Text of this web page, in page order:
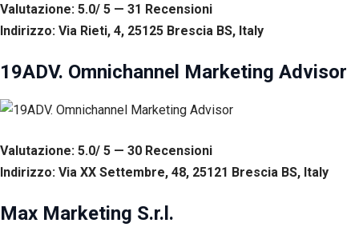
Valutazione: 5.0/ 5 — 31 Recensioni
Indirizzo: Via Rieti, 4, 25125 Brescia BS, Italy
19ADV. Omnichannel Marketing Advisor
Valutazione: 5.0/ 5 — 30 Recensioni
Indirizzo: Via XX Settembre, 48, 25121 Brescia BS, Italy
Max Marketing S.r.l.